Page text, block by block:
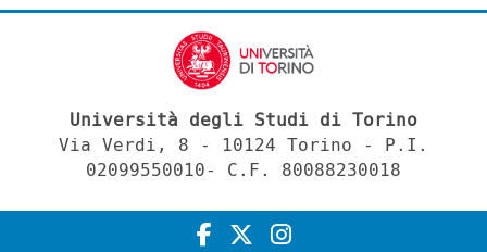
Università degli Studi di Torino
Via Verdi, 8 - 10124 Torino - P.I.
02099550010- C.F. 80088230018